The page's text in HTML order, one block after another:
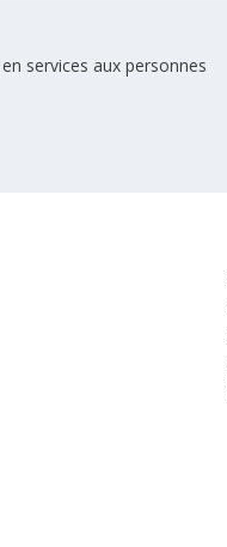
services aux personnes